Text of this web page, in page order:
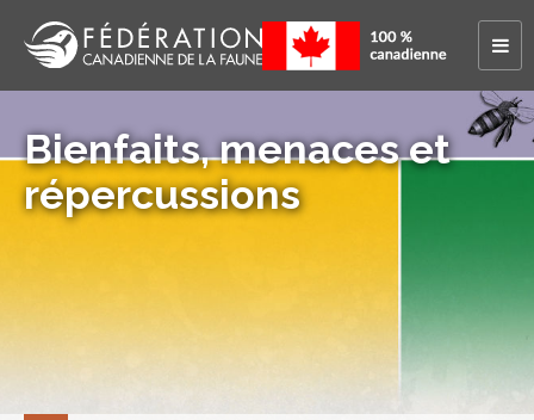
Bienfaits, menaces et
répercussions